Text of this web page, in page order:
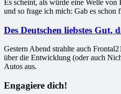
Es scheint, als würde eine Welle von
und so frage ich mich: Gab es schon
Des Deutschen liebstes Gut,
Gestern Abend strahlte auch
über die Entwicklung (oder auch
Autos aus.
Engagiere dich!